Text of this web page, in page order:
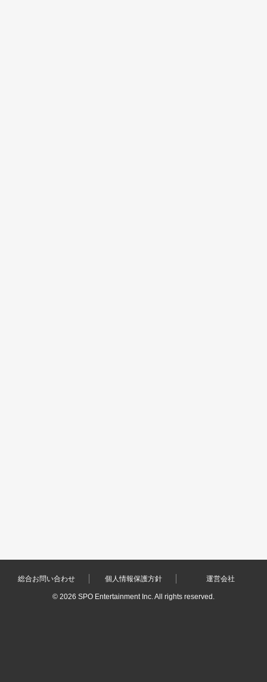
総合お問い合わせ 個人情報保護方針 運営会社
© 2026 SPO Entertainment Inc. All rights reserved.